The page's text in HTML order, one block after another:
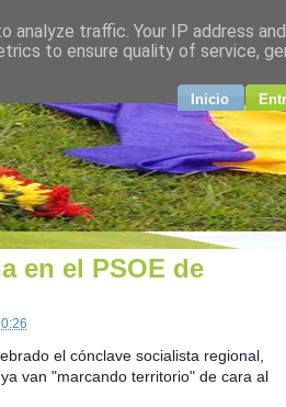
Inicio
en el PSOE de
el cónclave socialista regional,
van "marcando territorio" de cara al
traffic. Your IP address
to ensure quality of service,